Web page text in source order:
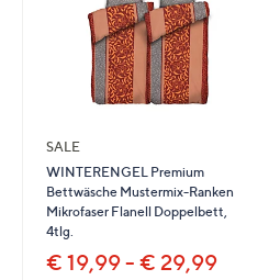
SALE
WINTERENGEL Premium
Bettwäsche Mustermix-Ranken
Mikrofaser Flanell Doppelbett,
4tlg.
€ 19,99 - € 29,99